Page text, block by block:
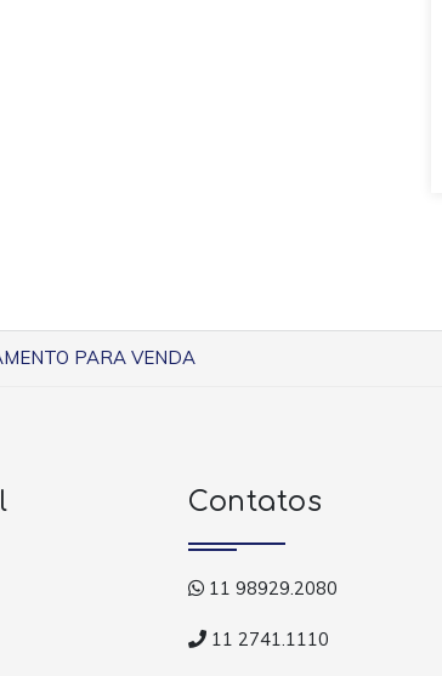
PARA VENDA
Contatos
11 98929.2080
11 2741.1110